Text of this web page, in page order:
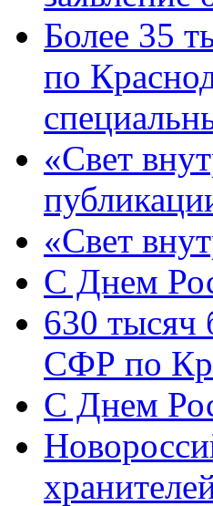
Более 35
по
«Свет
«Свет
C Днем
630 тысяч
СФР по
C Днем